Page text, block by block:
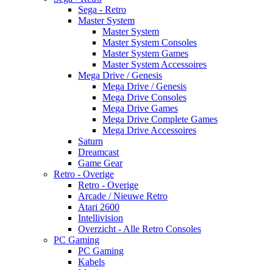
Sega - Retro
Master System
Master System
Master System Consoles
Master System Games
Master System Accessoires
Mega Drive / Genesis
Mega Drive / Genesis
Mega Drive Consoles
Mega Drive Games
Mega Drive Complete Games
Mega Drive Accessoires
Saturn
Dreamcast
Game Gear
Retro - Overige
Retro - Overige
Arcade / Nieuwe Retro
Atari 2600
Intellivision
Overzicht - Alle Retro Consoles
PC Gaming
PC Gaming
Kabels